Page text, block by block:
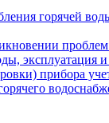
горячей
эксплуатация
прибора